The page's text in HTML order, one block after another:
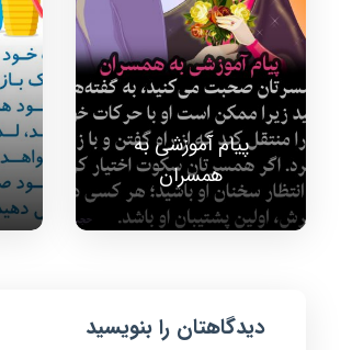
پیام آموزشی به
همسران
دیدگاهتان را بنویسید